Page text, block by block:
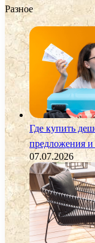
Разное
Где купить
предложения и
07.07.2026